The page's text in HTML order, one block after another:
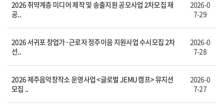
2026 취약계층 미디어 제작 및 송출지원 공모사업 2차모집 재
공..
2026-0
7-29
2026 서귀포 창업가·근로자 정주이음 지원사업 수시모집 2차
선..
2026-0
7-28
2026 제주음악창작소 운영사업 <글로벌 JEMU 캠프> 뮤지션
모집 ..
2026-0
7-27